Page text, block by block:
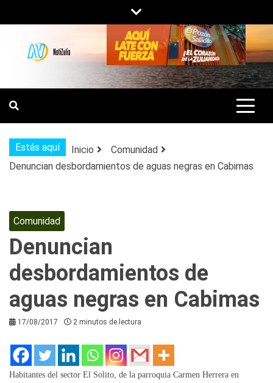
al
contenido
NOTIZULIA
NOTICIAS DEL ZULIA, VENEZUELA Y
DE INTERÉS GENERAL.
Estás aquí Inicio
Comunidad
Denuncian desbordamientos de aguas negras en Cabimas
Comunidad
Denuncian
desbordamientos de
aguas negras en Cabimas
17/08/2017 2 minutos de lectura
Habitantes del sector El Solito, de la parroquia Carmen Herrera en